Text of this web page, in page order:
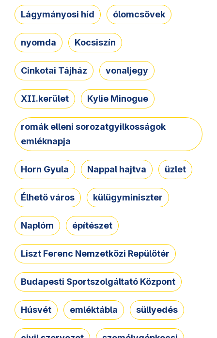
Lágymányosi híd ólomcsövek
nyomda Kocsiszín
Cinkotai Tájház vonaljegy
XII.kerület Kylie Minogue
romák elleni sorozatgyilkosságok
emléknapja
Horn Gyula Nappal hajtva üzlet
Élhető város külügyminiszter
Naplóm építészet
Liszt Ferenc Nemzetközi Repülőtér
Budapesti Sportszolgáltató Központ
Húsvét emléktábla süllyedés